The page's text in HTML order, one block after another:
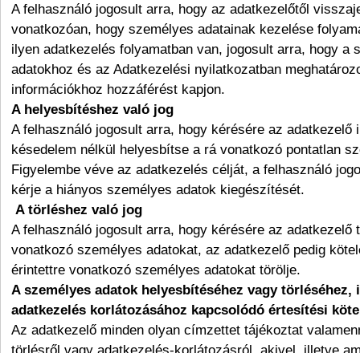
A felhasználó jogosult arra, hogy az adatkezelőtől
vonatkozóan, hogy személyes adatainak kezelése
ilyen adatkezelés folyamatban van, jogosult arra, hogy a
adatokhoz és az Adatkezelési nyilatkozatban
információkhoz hozzáférést kapjon.
A helyesbítéshez való jog
A felhasználó jogosult arra, hogy kérésére az adatkezelő
késedelem nélkül helyesbítse a rá vonatkozó pontatlan
Figyelembe véve az adatkezelés célját, a felhasználó
kérje a hiányos személyes adatok kiegészítését.
A törléshez való jog
A felhasználó jogosult arra, hogy kérésére az adatkezelő
vonatkozó személyes adatokat, az adatkezelő pedig
érintettre vonatkozó személyes adatokat törölje.
A személyes adatok helyesbítéséhez vagy törléséhez,
adatkezelés korlátozásához kapcsolódó értesítési
Az adatkezelő minden olyan címzettet tájékoztat
törlésről vagy adatkezelés-korlátozásról, akivel, illetve